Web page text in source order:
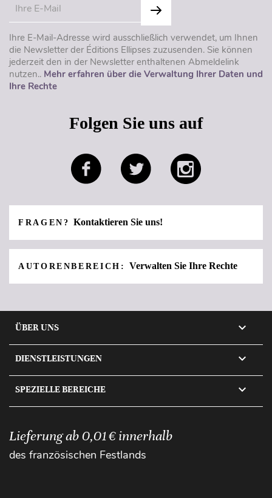
Ihre E-Mail-Adresse wird ausschließlich verwendet, um Ihnen
die Newsletter der Éditions Ellipses zuzusenden. Sie können
jederzeit den in der Newsletter enthaltenen Abmeldelink
nutzen.. Mehr erfahren über die Verwaltung Ihrer Daten und
Ihre Rechte
Folgen Sie uns auf
FRAGEN? Kontaktieren Sie uns!
AUTORENBEREICH: Verwalten Sie Ihre Rechte
ÜBER UNS 
DIENSTLEISTUNGEN 
SPEZIELLE BEREICHE 
Lieferung ab 0,01 € innerhalb
des französischen Festlands